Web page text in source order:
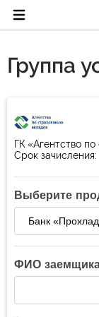
Группа
ГК «Агентство
Срок зачисления:
Выберите
ФИО